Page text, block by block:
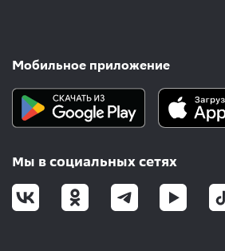
Мобильное приложение
Мы в социальных сетях